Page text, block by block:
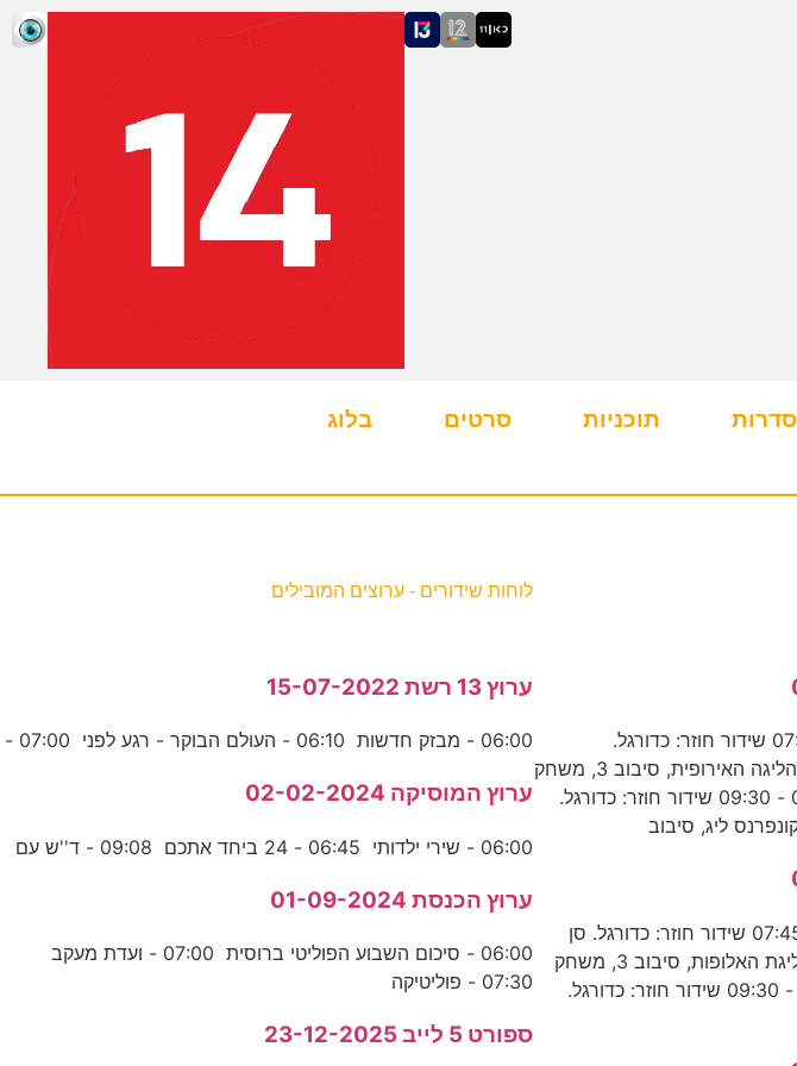
סדרות תוכניות סרטים בלוג
פרנצווארוש - זאבז'ה 06:00 - 07:45 שידור חוזר: כדורגל.
פרנצווארוש נגד זאבז'ה, מוקדמות הליגה האירופית, סיבוב 3, משחק
ראשון. פנאתינייקוס - סופיה 07:45 - 09:30 שידור חוזר: כדורגל.
ליג, סיבוב
סן ז'ילואז - בודה גלימט 06:00 - 07:45 שידור חוזר: כדורגל. סן
ז'ילואז נגד בודה גלימט, מוקדמות ליגת האלופות, סיבוב 3, משחק
ראשון. ספרטה פראג - ליון 07:45 - 09:30 שידור חוזר: כדורגל.
לוחות שידורים - ערוצים המובילים
ערוץ 13 רשת 15-07-2022
06:00 - מבזק חדשות 06:10 - העולם הבוקר - רגע לפני 07:00 -
ערוץ המוסיקה 02-02-2024
06:00 - שירי ילדותי 06:45 - 24 ביחד אתכם 09:08 - ד''ש עם
ערוץ הכנסת 01-09-2024
06:00 - סיכום השבוע הפוליטי ברוסית 07:00 - ועדת מעקב
07:30 - פוליטיקה
ספורט 5 לייב 23-12-2025